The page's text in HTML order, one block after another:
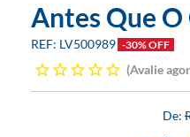
Antes Que
LV500989 -30% OFF
Avalie